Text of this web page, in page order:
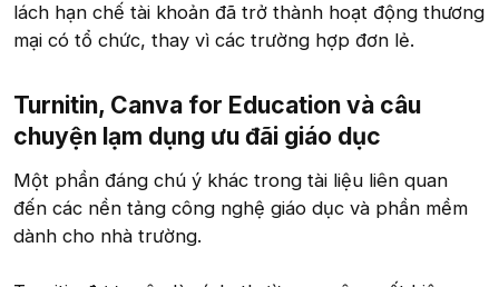
lách hạn chế tài khoản đã trở thành hoạt động thương
mại có tổ chức, thay vì các trường hợp đơn lẻ.
Turnitin, Canva for Education và câu
chuyện lạm dụng ưu đãi giáo dục​
Một phần đáng chú ý khác trong tài liệu liên quan
đến các nền tảng công nghệ giáo dục và phần mềm
dành cho nhà trường.